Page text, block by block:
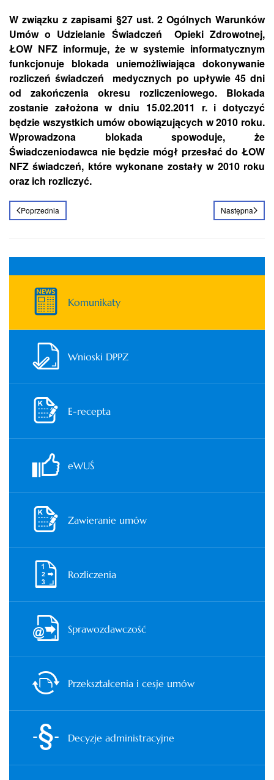
W związku z zapisami §27 ust. 2 Ogólnych Warunków
Umów o Udzielanie Świadczeń Opieki Zdrowotnej,
ŁOW NFZ informuje, że w systemie informatycznym
funkcjonuje blokada uniemożliwiająca dokonywanie
rozliczeń świadczeń medycznych po upływie 45 dni
od zakończenia okresu rozliczeniowego. Blokada
zostanie założona w dniu 15.02.2011 r. i dotyczyć
będzie wszystkich umów obowiązujących w 2010 roku.
Wprowadzona blokada spowoduje, że
Świadczeniodawca nie będzie mógł przesłać do ŁOW
NFZ świadczeń, które wykonane zostały w 2010 roku
oraz ich rozliczyć.
Poprzednia Następna
Komunikaty
Wnioski DPPZ
E-recepta
eWUŚ
Zawieranie umów
Rozliczenia
Sprawozdawczość
Przekształcenia i cesje umów
Decyzje administracyjne